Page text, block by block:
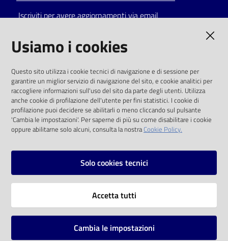
on line
Eventi
Chiedi al
bibliotecario
Avvisi
Iscriviti per avere aggiornamenti via email
solo alle condizioni previste dalla direttiva
comunitaria 2003/98/CE e dal d.lgs. 36/2006
SOCIAL
Instagram
Vai alla pagina
Usiamo i cookies
Questo sito utilizza i cookie tecnici di navigazione e di sessione per
garantire un miglior servizio di navigazione del sito, e cookie analitici per
raccogliere informazioni sull'uso del sito da parte degli utenti. Utilizza
anche cookie di profilazione dell'utente per fini statistici. I cookie di
profilazione puoi decidere se abilitarli o meno cliccando sul pulsante
'Cambia le impostazioni'. Per saperne di più su come disabilitare i cookie
oppure abilitarne solo alcuni, consulta la nostraCookie Policy.
Solo cookies tecnici
Accetta tutti
Cambia le impostazioni